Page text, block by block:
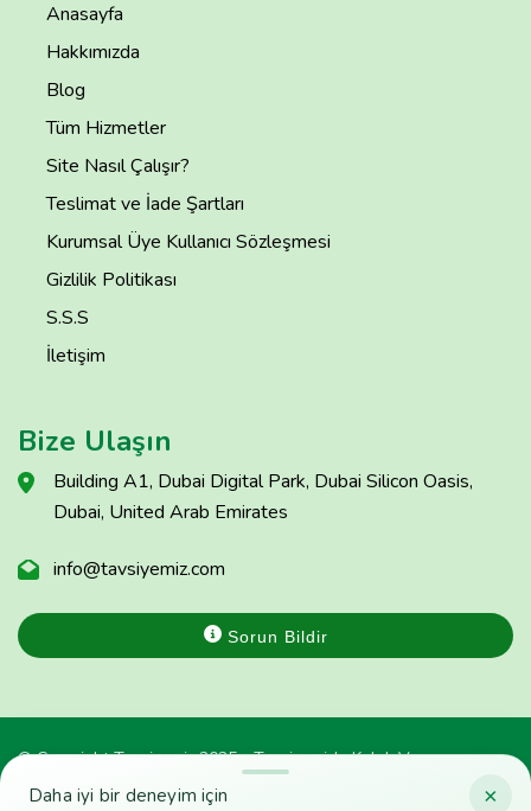
×
Daha iyi bir deneyim için
Anasayfa
Hakkımızda
Blog
Tüm Hizmetler
Site Nasıl Çalışır?
Teslimat ve İade Şartları
Kurumsal Üye Kullanıcı Sözleşmesi
Gizlilik Politikası
S.S.S
İletişim
Bize Ulaşın
Building A1, Dubai Digital Park, Dubai Silicon Oasis,
Dubai, United Arab Emirates
info@tavsiyemiz.com
Sorun Bildir
© Copyright Tavsiyemiz 2025 - Tavsiyemiz'e Kulak Ver